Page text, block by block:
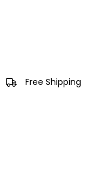
Free Shipping